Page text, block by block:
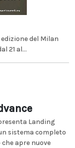
del Milan
21 al...
Landing
sistema completo
apre nuove